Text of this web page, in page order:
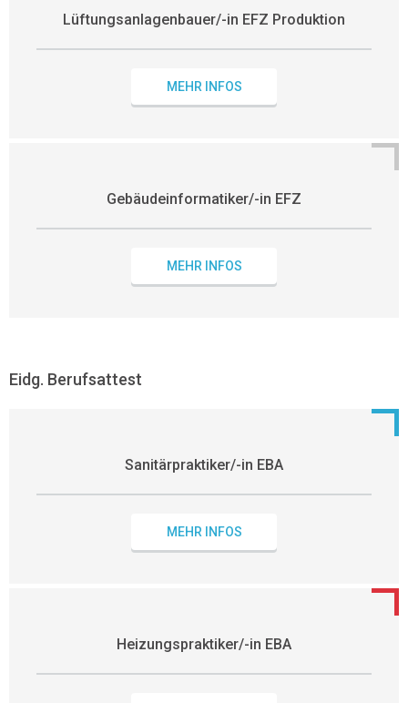
Lüftungsanlagenbauer/-in EFZ Produktion
MEHR INFOS
Gebäudeinformatiker/-in EFZ
MEHR INFOS
Eidg. Berufsattest
Sanitärpraktiker/-in EBA
MEHR INFOS
Heizungspraktiker/-in EBA